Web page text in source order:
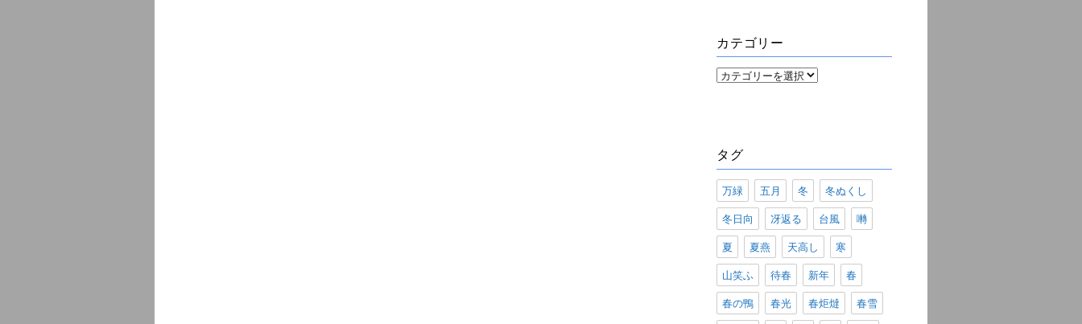
カテゴリー
カ
タグ
万緑 五月 冬 冬ぬくし
冬日向 冴返る 台風 囀
夏 夏燕 天高し 寒
山笑ふ 待春 新年 春
春の鴨 春光 春炬燵 春雪